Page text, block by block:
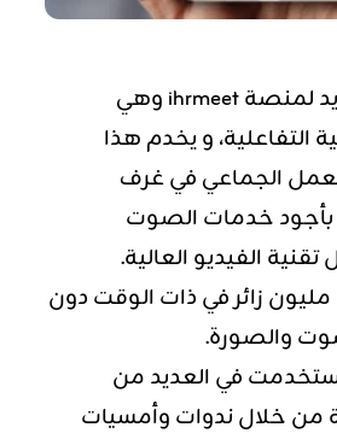
إطلاق تحديث جديد لمنصة ihrmeet وهي
التفاعلية، و يخدم هذا
الجماعي في غرف
بأجود خدمات الصوت
الفيديو العالية.
زائر في ذات الوقت دون
والصورة.
في العديد من
من خلال ندوات وأمسيات